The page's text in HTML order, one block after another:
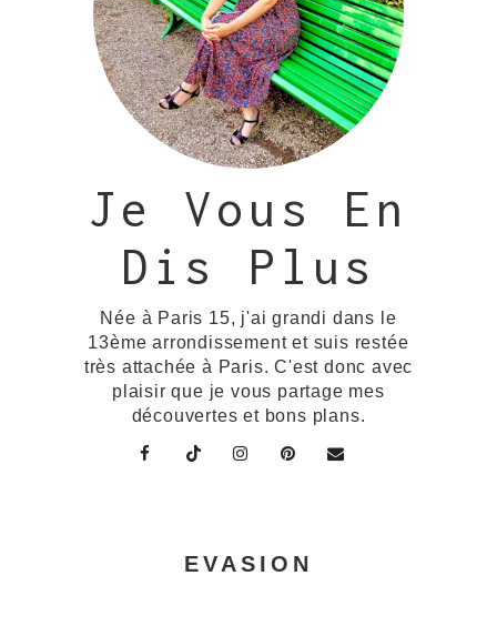
Je Vous En
Dis Plus
Née à Paris 15, j'ai grandi dans le
13ème arrondissement et suis restée
très attachée à Paris. C'est donc avec
plaisir que je vous partage mes
découvertes et bons plans.
EVASION